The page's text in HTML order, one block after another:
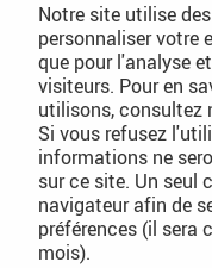
Catalogues
Conditions
PLAN DU SITE DÉTAILLÉ
Notre site utilise
personnaliser votre
que pour l'analyse
visiteurs. Pour en
utilisons, consultez
Si vous refusez
informations ne
sur ce site. Un seul
navigateur afin de
préférences (il sera
mois).